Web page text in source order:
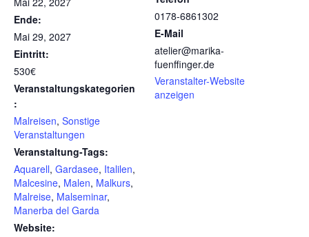
Ende:
Mai 29, 2027
Eintritt:
530€
Veranstaltungskategorien
:
Malreisen, Sonstige
Veranstaltungen
Veranstaltung-Tags:
Aquarell, Gardasee, Italilen,
Malcesine, Malen, Malkurs,
Malreise, Malseminar,
Manerba del Garda
Website:
0178-6861302
E-Mail
atelier@marika-
fuenffinger.de
Veranstalter-Website
anzeigen